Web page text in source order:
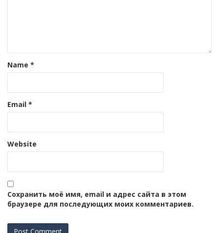
Name *
Email *
Website
Сохранить моё имя, email и адрес сайта в этом
браузере для последующих моих комментариев.